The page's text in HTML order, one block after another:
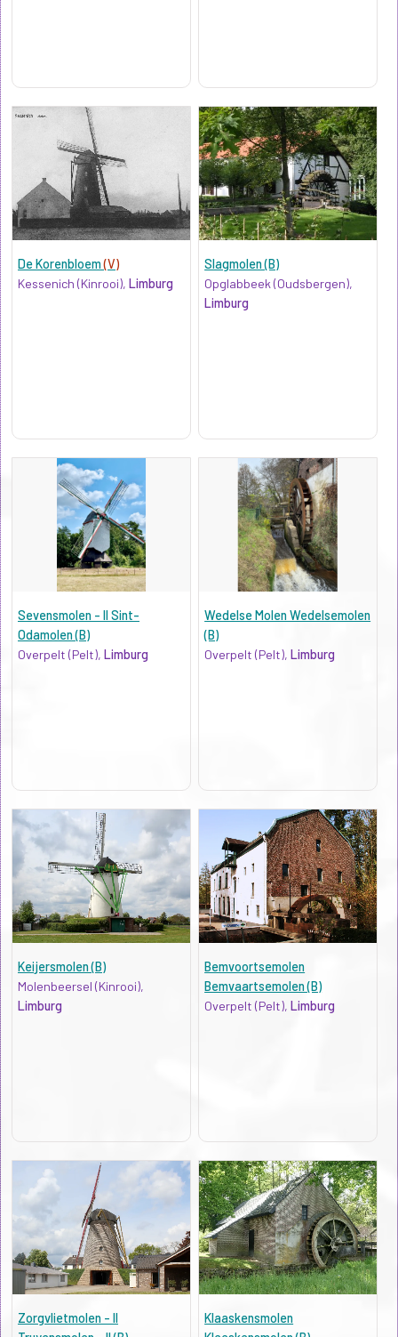
De Korenbloem(V)
Kessenich (Kinrooi), Limburg
Slagmolen (B)
Opglabbeek (Oudsbergen),
Limburg
Sevensmolen - II Sint-
Odamolen (B)
Overpelt (Pelt), Limburg
Wedelse Molen Wedelsemolen
(B)
Overpelt (Pelt),Limburg
Keijersmolen (B)
Molenbeersel (Kinrooi),
Limburg
Bemvoortsemolen
Bemvaartsemolen (B)
Overpelt (Pelt),Limburg
Zorgvlietmolen - II
Klaaskensmolen